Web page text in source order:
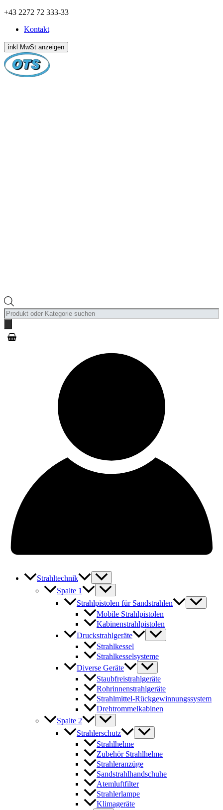
Zum
springen
+43 2272 72 333-33
Kontakt
Products
search
Strahltechnik
Spalte 1
Strahlpistolen für Sandstrahlen
Mobile Strahlpistolen
Kabinenstrahlpistolen
Druckstrahlgeräte
Strahlkessel
Strahlkesselsysteme
Diverse Geräte
Staubfreistrahlgeräte
Rohrinnenstrahlgeräte
Strahlmittel-Rückgewinnungssystem
Drehtrommelkabinen
Spalte 2
Strahlerschutz
Strahlhelme
Zubehör Strahlhelme
Strahleranzüge
Sandstrahlhandschuhe
Atemluftfilter
Strahlerlampe
Klimageräte